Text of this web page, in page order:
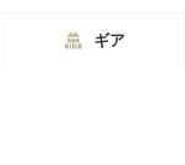
ギア